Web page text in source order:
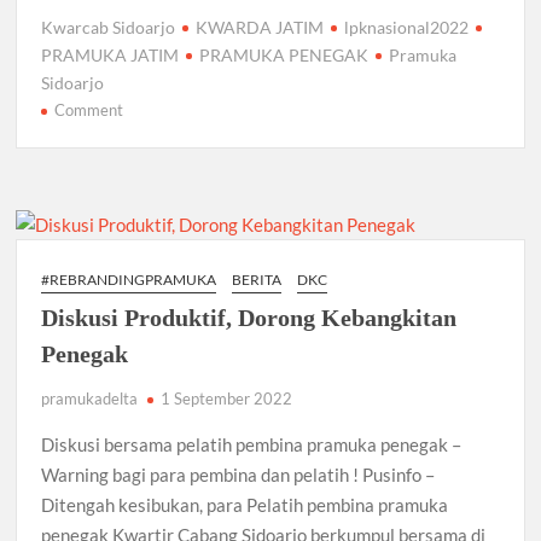
e
b
o
o
itt ail at
p
e
m
ar
Kwarcab Sidoarjo KWARDA JATIM
lpknasional2022
PRAMUKA JATIM
PRAMUKA PENEGAK
Pramuka
Sidoarjo
Commenton
RIDWAN
KAMIL,
PRAMUKA
PENEGAK
DAN
SIDOARJO
#REBRANDINGPRAMUKA BERITA DKC
Diskusi Produktif, Dorong Kebangkitan
Penegak
pramukadelta 1 September 2022
Diskusi bersama pelatih pembina pramuka penegak –
Warning bagi para pembina dan pelatih ! Pusinfo –
Ditengah kesibukan, para Pelatih pembina pramuka
penegak Kwartir Cabang Sidoarjo berkumpul bersama di